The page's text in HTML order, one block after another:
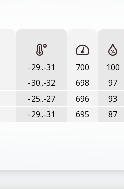
-29..-31 700 100
-30..-32 698 97
-25..-27 696 93
-29..-31 695 87